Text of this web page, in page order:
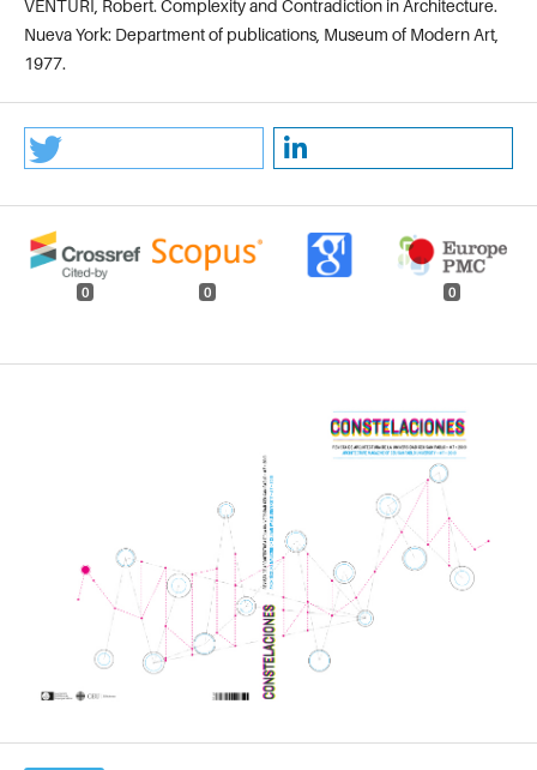
VENTURI, Robert. Complexity and Contradiction in Architecture.
Nueva York: Department of publications, Museum of Modern Art,
1977.
0 0 0